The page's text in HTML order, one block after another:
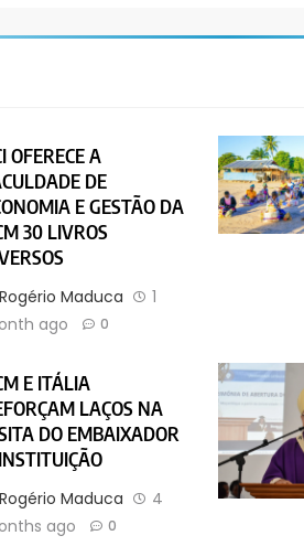
OFERECE A
DE
E GESTÃO DA
30 LIVROS
Rogério Maduca
1
ago
0
E ITÁLIA
LAÇOS NA
DO EMBAIXADOR
Rogério Maduca
4
ago
0